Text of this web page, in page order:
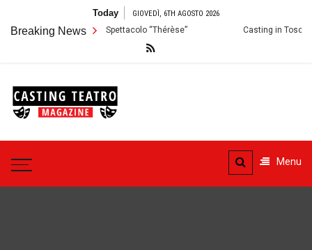
content
Today GIOVEDÌ, 6TH AGOSTO 2026
Breaking News
per lo Spettacolo “Thérèse” Casting in Toscana: Si cercano
teatrali
Menu